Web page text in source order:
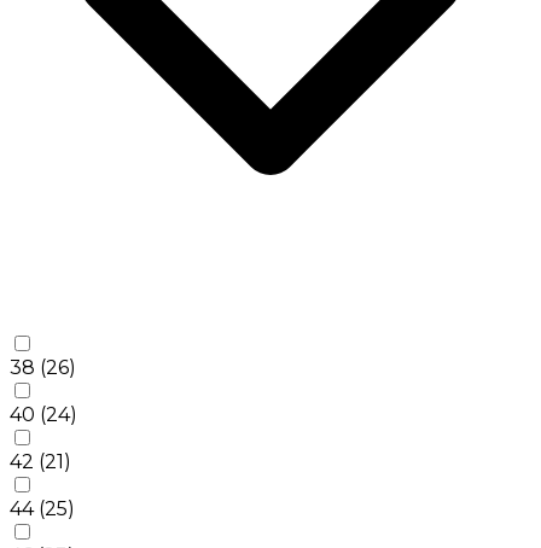
38 (26)
40 (24)
42 (21)
44 (25)